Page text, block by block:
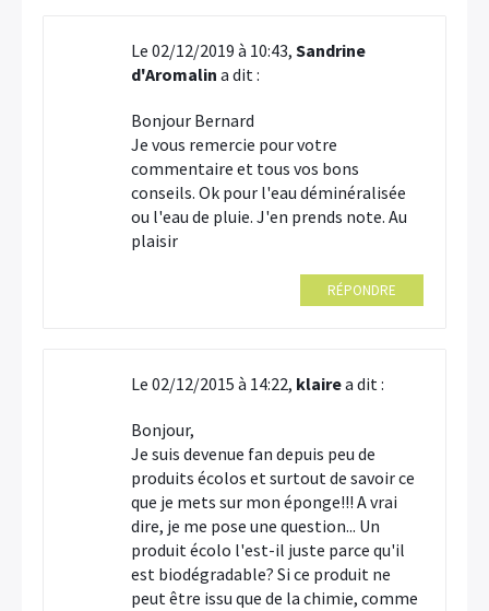
Le 02/12/2019 à 10:43, Sandrine
d'Aromalin a dit :
Bonjour Bernard
Je vous remercie pour votre
commentaire et tous vos bons
conseils. Ok pour l'eau déminéralisée
ou l'eau de pluie. J'en prends note. Au
plaisir
RÉPONDRE
Le 02/12/2015 à 14:22, klairea dit :
Bonjour,
Je suis devenue fan depuis peu de
produits écolos et surtout de savoir ce
que je mets sur mon éponge!!! A vrai
dire, je me pose une question... Un
produit écolo l'est-il juste parce qu'il
est biodégradable? Si ce produit ne
peut être issu que de la chimie, comme